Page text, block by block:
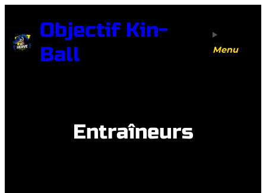
contenu
Objectif Kin-
Ball
Menu
Entraîneurs